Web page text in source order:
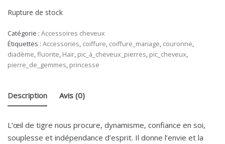
Rupture de stock
Catégorie : Accessoires cheveux
Étiquettes : Accessories, coiffure, coiffure_mariage, couronne,
diadème,fluorite, Hair, pic_à_cheveux_pierres, pic_cheveux,
pierre_de_gemmes, princesse
Description Avis (0)
L’œil de tigre nous procure, dynamisme, confiance en soi,
souplesse et indépendance d’esprit. Il donne l’envie et la